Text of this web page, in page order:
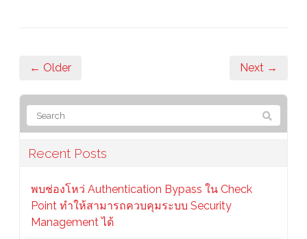
← Older Next →
Recent Posts
พบช่องโหว่ Authentication Bypass ใน Check
Point ทำให้สามารถควบคุมระบบ Security
Management ได้